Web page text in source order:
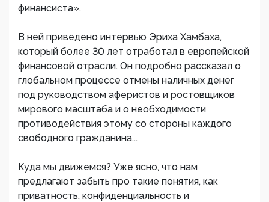
финансиста».
В ней приведено интервью Эриха Хамбаха,
который более 30 лет отработал в европейской
финансовой отрасли. Он подробно рассказал о
глобальном процессе отмены наличных денег
под руководством аферистов и ростовщиков
мирового масштаба и о необходимости
противодействия этому со стороны каждого
свободного гражданина...
Куда мы движемся? Уже ясно, что нам
предлагают забыть про такие понятия, как
приватность, конфиденциальность и